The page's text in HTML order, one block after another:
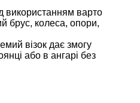
використанням варто
брус, колеса, опори,
візок дає змогу
або в ангарі без